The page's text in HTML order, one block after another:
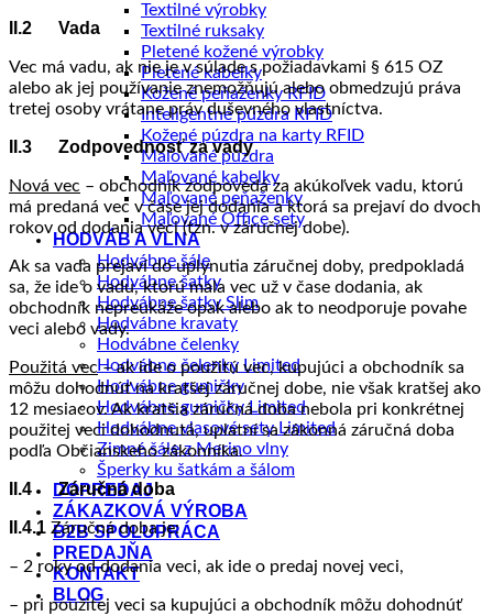
Textilné výrobky
Textilné ruksaky
Pletené kožené výrobky
Pletené kabelky
Kožené peňaženky RFID
Inteligentné púzdra RFID
Kožené púzdra na karty RFID
Maľované púzdra
Maľované kabelky
Maľované peňaženky
Maľované Office sety
HODVÁB A VLNA
Hodvábne šále
Hodvábne šatky
Hodvábne šatky Slim
Hodvábne kravaty
Hodvábne čelenky
Hodvábne čelenky Limited
Hodvábne gumičky
Hodvábne gumičky Limited
Hodvábne vlasové sety Limited
Zimné šále z Merino vlny
Šperky ku šatkám a šálom
DOPREDAJ
ZÁKAZKOVÁ VÝROBA
B2B SPOLUPRÁCA
PREDAJŇA
KONTAKT
BLOG
II.2 Vada
Vec má vadu, ak nie je v súlade s požiadavkami § 615 OZ
alebo ak jej používanie znemožňujú alebo obmedzujú práva
tretej osoby vrátane práv duševného vlastníctva.
II.3 Zodpovednosť za vady
Nová vec – obchodník zodpovedá za akúkoľvek vadu, ktorú
má predaná vec v čase jej dodania a ktorá sa prejaví do dvoch
rokov od dodania veci (tzn. v záručnej dobe).
Ak sa vada prejaví do uplynutia záručnej doby, predpokladá
sa, že ide o vadu, ktorú mala vec už v čase dodania, ak
obchodník nepreukáže opak alebo ak to neodporuje povahe
veci alebo vady.
Použitá vec– ak ide o použitú vec, kupujúci a obchodník sa
môžu dohodnúť na kratšej záručnej dobe, nie však kratšej ako
12 mesiacov. Ak kratšia záručná doba nebola pri konkrétnej
použitej veci dohodnutá, uplatní sa zákonná záručná doba
podľa Občianskeho zákonníka.
II.4 Záručná doba
II.4.1 Záručná doba je:
– 2 roky od dodania veci, ak ide o predaj novej veci,
– pri použitej veci sa kupujúci a obchodník môžu dohodnúť